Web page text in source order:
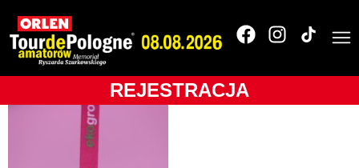
REJESTRACJA